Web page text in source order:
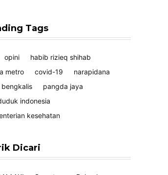
Tags
opini
habib rizieq shihab
metro
covid-19
narapidana
bengkalis
pangda jaya
indonesia
kesehatan
Dicari